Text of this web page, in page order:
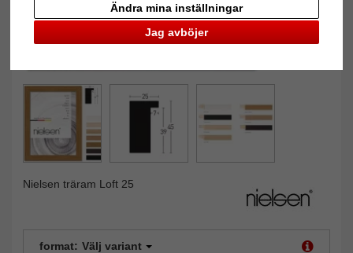
Jag avböjer
Ändra mina inställningar
Nielsen träram Loft 25
format: Välj variant